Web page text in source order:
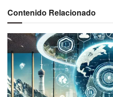
Contenido Relacionado